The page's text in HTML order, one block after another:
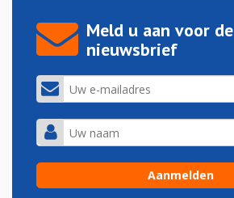
Meld u aan voor de
nieuwsbrief